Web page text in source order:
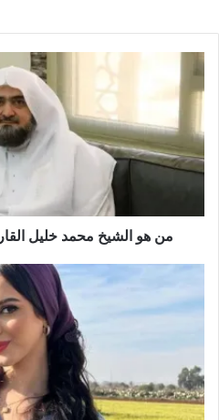
من هو الشيخ محمد خليل